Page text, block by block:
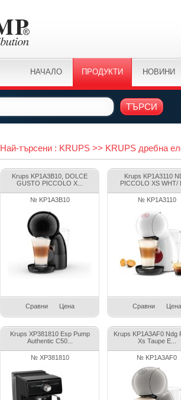
НАЧАЛО ПРОДУКТИ НОВИНИ
ТЪРСИ
Най-търсени : KRUPS >> KRUPS дребна
Krups KP1A3B10, DOLCE
GUSTO PICCOLO X...
№ KP1A3B10
Сравни Цена
Krups KP1A3110
PICCOLO XS WHT/
№ KP1A3110
Сравни Цена
Krups XP381810 Esp Pump
Authentic C50...
№ XP381810
Krups KP1A3AF0 Ndg
Xs Taupe E...
№ KP1A3AF0